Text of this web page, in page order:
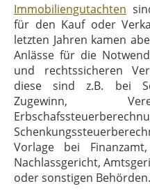
Immobiliengutachten
für den Kauf oder
letzten Jahren kamen
Anlässe für die
und rechtssicheren
diese sind z.B. bei
Zugewinn,
Vorlage bei
Nachlassgericht,
oder sonstigen Behörden.